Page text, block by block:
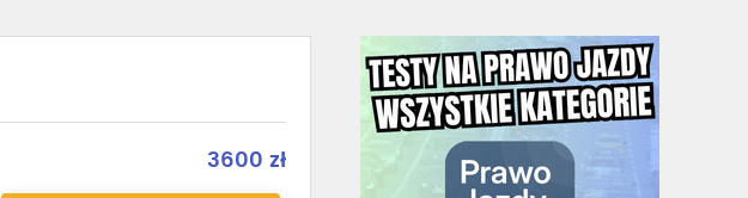
3600 zł